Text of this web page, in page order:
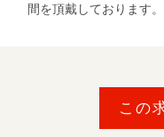
間を頂戴しております。
この